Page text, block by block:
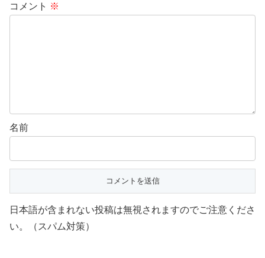
コメント ※
名前
日本語が含まれない投稿は無視されますのでご注意くださ
い。（スパム対策）